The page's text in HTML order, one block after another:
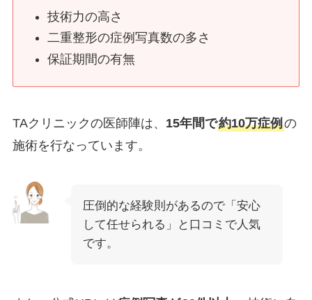
技術力の高さ
二重整形の症例写真数の多さ
保証期間の有無
TAクリニックの医師陣は、 15年間で約10万症例の
施術を行なっています。
圧倒的な経験則があるので「安心
して任せられる」と口コミで人気
です。